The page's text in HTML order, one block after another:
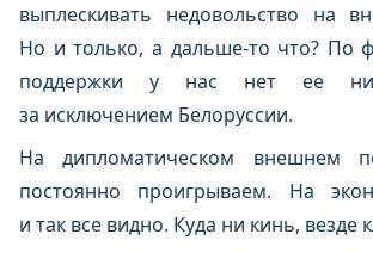
выплескивать недовольство на
Но и только, а дальше-то что? По
поддержки у нас нет ее
за исключением Белоруссии.
На дипломатическом внешнем
постоянно проигрываем. На
и так все видно. Куда ни кинь, везде